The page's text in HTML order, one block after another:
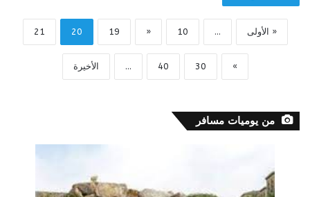
« الأولى ...
10
«
19
20
21
»
30
40
... الأخيرة
من يوميات مسافر